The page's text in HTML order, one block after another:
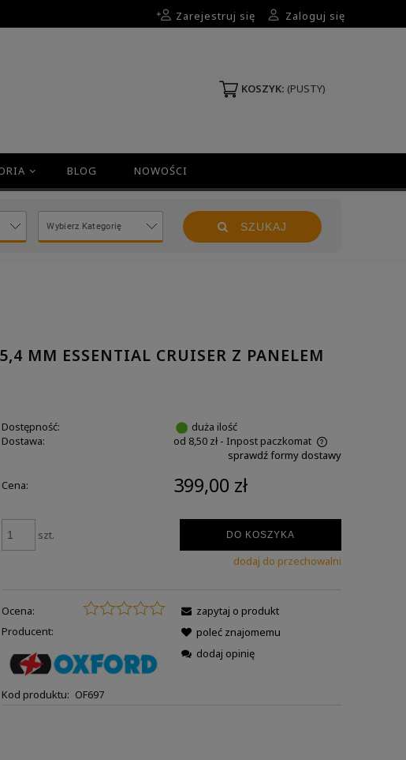
Zarejestruj się Zaloguj się
KOSZYK: (PUSTY)
BLOG NOWOŚCI
SZUKAJ
MM ESSENTIAL CRUISER Z PANELEM
Dostępność:
duża ilość
Dostawa:
od 8,50 zł - Inpost paczkomat
sprawdź formy dostawy
Cena: 399,00 zł
szt. DO KOSZYKA
dodaj do przechowalni
Ocena:
Producent:
Kod produktu: OF697
zapytaj o produkt
poleć znajomemu
dodaj opinię